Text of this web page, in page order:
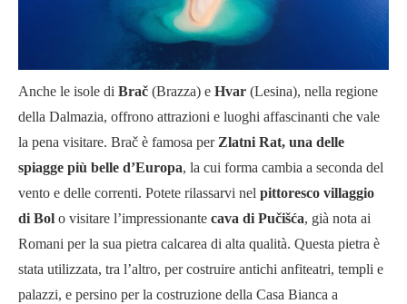
Anche le isole di Brač (Brazza) e Hvar (Lesina), nella regione
della Dalmazia, offrono attrazioni e luoghi affascinanti che vale
la pena visitare. Brač è famosa per Zlatni Rat, una delle
spiagge più belle d’Europa, la cui forma cambia a seconda del
vento e delle correnti. Potete rilassarvi nel pittoresco villaggio
di Bol o visitare l’impressionante cava di Pučišća, già nota ai
Romani per la sua pietra calcarea di alta qualità. Questa pietra è
stata utilizzata, tra l’altro, per costruire antichi anfiteatri, templi e
palazzi, e persino per la costruzione della Casa Bianca a